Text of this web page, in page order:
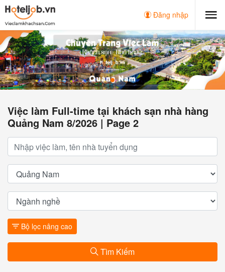
Đăng nhập
Việc làm Full-time tại khách sạn nhà hàng
Quảng Nam 8/2026 | Page 2
Bộ lọc nâng cao
Tìm Kiếm